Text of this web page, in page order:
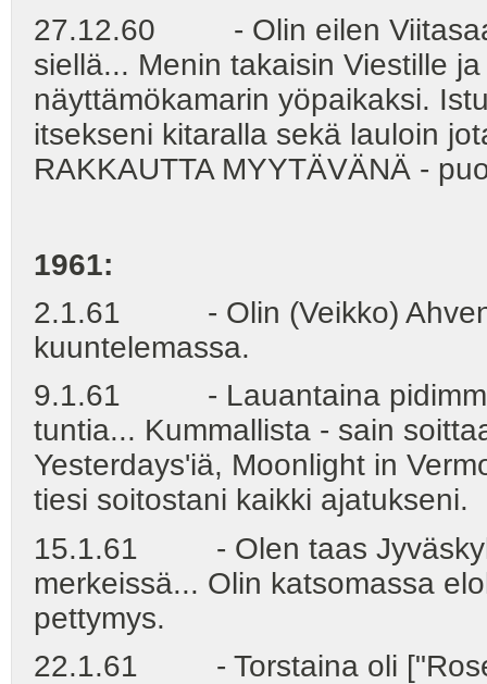
27.12.60 - Olin eilen
siellä... Menin takaisin Viestille
näyttämökamarin yöpaikaksi.
itsekseni kitaralla sekä lauloin
RAKKAUTTA MYYTÄVÄNÄ -
1961:
2.1.61 - Olin (Veikko)
kuuntelemassa.
9.1.61 - Lauantaina pidimme
tuntia... Kummallista - sain
Yesterdays'iä, Moonlight in
tiesi soitostani kaikki ajatukseni.
15.1.61 - Olen taas
merkeissä... Olin katsomassa
pettymys.
22.1.61 - Torstaina oli